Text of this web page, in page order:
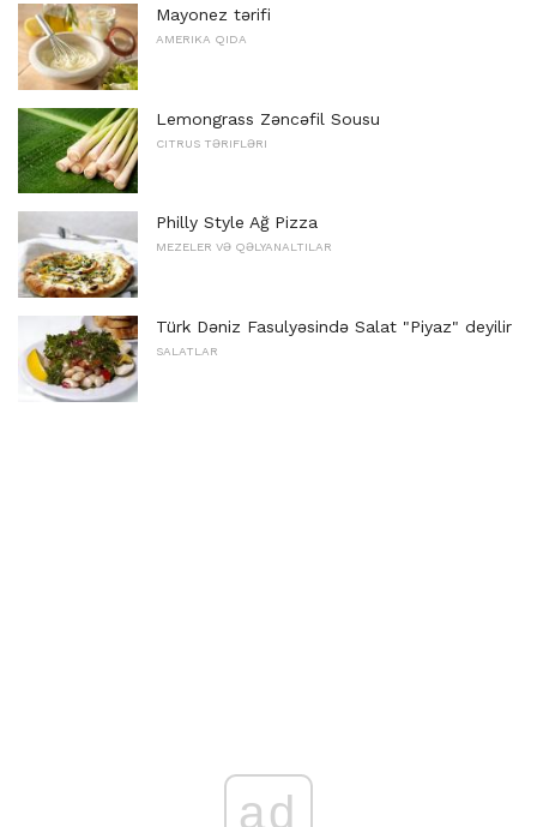
Mayonez tərifi
AMERIKA QIDA
Lemongrass Zəncəfil Sousu
CITRUS TƏRIFLƏRI
Philly Style Ağ Pizza
MEZELER VƏ QƏLYANALTILAR
Türk Dəniz Fasulyəsində Salat "Piyaz" deyilir
SALATLAR
ad